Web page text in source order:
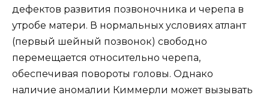
дефектов развития позвоночника и черепа в
утробе матери. В нормальных условиях атлант
(первый шейный позвонок) свободно
перемещается относительно черепа,
обеспечивая повороты головы. Однако
наличие аномалии Киммерли может вызывать